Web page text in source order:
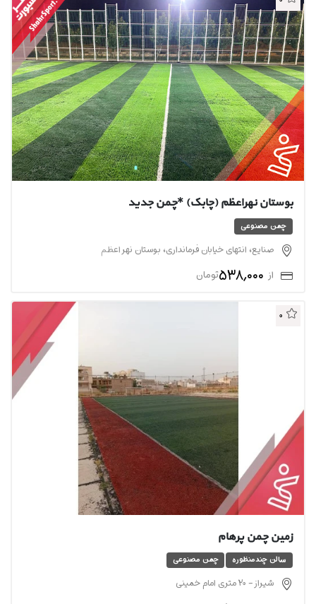
بوستان نهراعظم (چابک) *چمن جدید
چمن مصنوعی
صنایع، انتهای خیابان فرمانداری، بوستان نهر اعظم
از 538,000تومان
0
زمین چمن پرهام
سالن چندمنظوره چمن مصنوعی
شیراز - 20 متری امام خمینی